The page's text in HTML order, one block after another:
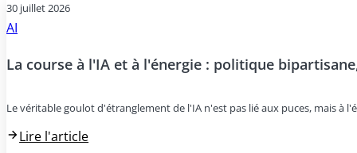
30 juillet 2026
AI
La course à l'IA et à l'énergie : politique
Le véritable goulot d'étranglement de l'IA n'est pas lié aux puces, mais à
Lire l'article